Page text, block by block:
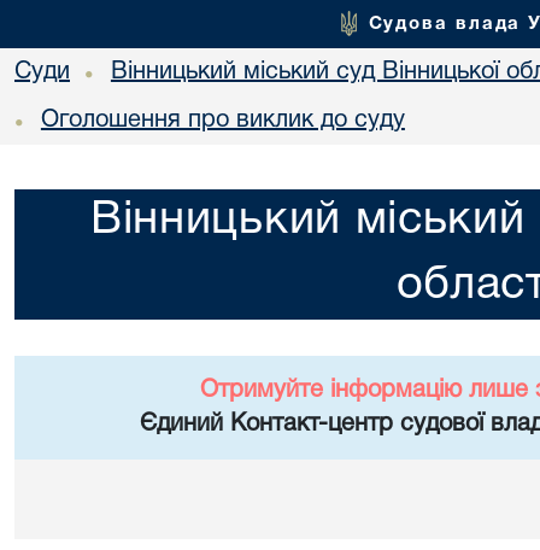
Судова влада
Суди • Вінницький міський суд Вінницької
• Оголошення про виклик до суду
Вінницький міський
Отримуйте інформацію лише
Єдиний Контакт-центр судової